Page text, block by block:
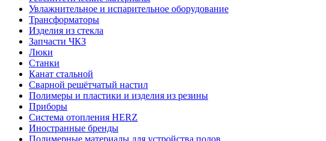
Увлажнительное и испарительное оборудование
Трансформаторы
Изделия из стекла
Запчасти ЧКЗ
Люки
Станки
Канат стальной
Сварной решётчатый настил
Полимеры и пластики и изделия из резины
Приборы
Система отопления HERZ
Иностранные бренды
Полимерные материалы для устройства полов